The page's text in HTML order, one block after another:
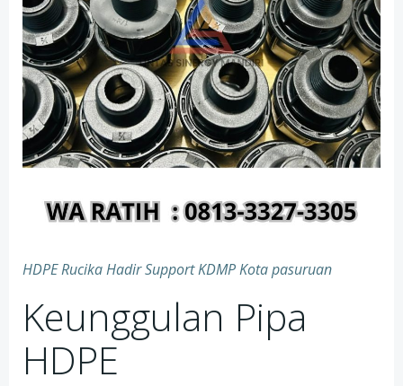
HDPE Rucika Hadir Support KDMP Kota pasuruan
Keunggulan Pipa
HDPE